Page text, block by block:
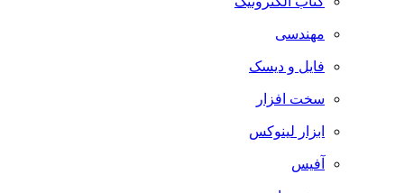
مهندسی
فایل و دیسک
سخت افزار
ابزار لینوکس
آفیس